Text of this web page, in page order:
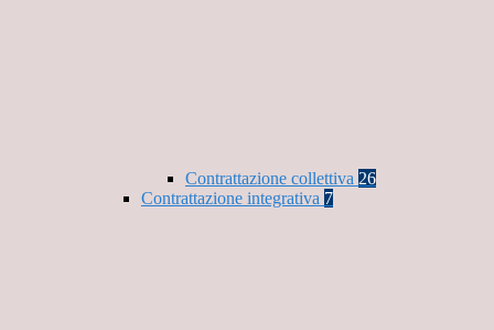
Contrattazione collettiva 26
Contrattazione integrativa 7